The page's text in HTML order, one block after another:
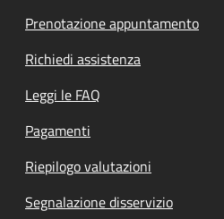
Prenotazione appuntamento
Richiedi assistenza
Leggi le FAQ
Pagamenti
Riepilogo valutazioni
Segnalazione disservizio